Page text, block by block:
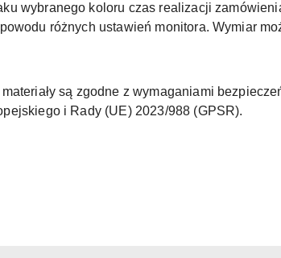
wybranego koloru czas realizacji
różnych ustawień monitora. Wymiar
są zgodne z wymaganiami
i Rady (UE) 2023/988 (GPSR).